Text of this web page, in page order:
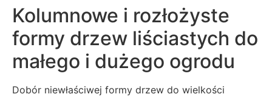
Kolumnowe i rozłożyste
formy drzew liściastych do
małego i dużego ogrodu
Dobór niewłaściwej formy drzew do wielkości